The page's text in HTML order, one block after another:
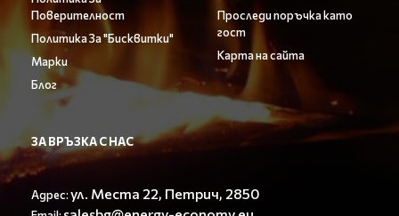
Поверителност
Политика За "Бисквитки"
Марки
Блог
Проследи поръчка като
гост
Карта на сайта
ЗА ВРЪЗКА С НАС
Адрес:ул. Места 22, Петрич, 2850